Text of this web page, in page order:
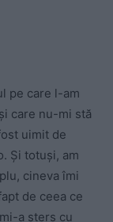
pe care l-am
care nu-mi stă
uimit de
Și totuși, am
cineva îmi
de ceea ce
a șters cu